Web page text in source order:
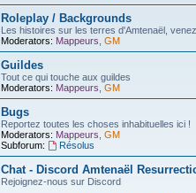
Roleplay / Backgrounds
Les histoires sur les terres d'Amtenaël,
Moderators: Mappeurs GM
Guildes
Tout ce qui touche aux guildes
Moderators: Mappeurs GM
Bugs
Reportez toutes les choses inhabituelles ici !
Moderators: Mappeurs GM
Subforum:
Résolus
Chat - Discord Amtenaël
Rejoignez-nous sur Discord